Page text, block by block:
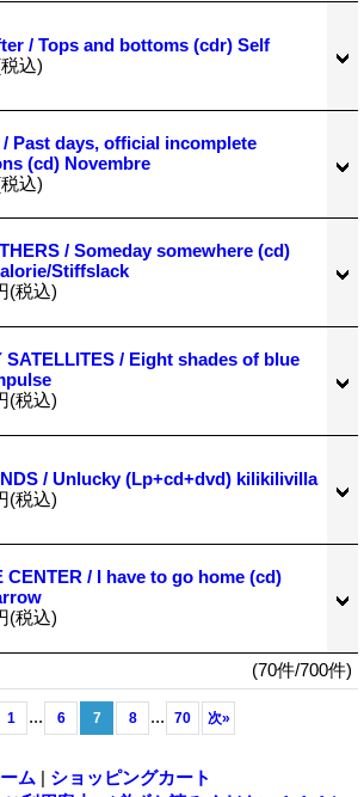
/ Tops and bottoms (cdr) Self
込)
/ Past days, official incomplete
(cd) Novembre
込)
/ Someday somewhere (cd)
Stiffslack
(税込)
SATELLITES / Eight shades of blue
(税込)
/ Unlucky (Lp+cd+dvd) kilikilivilla
(税込)
CENTER / I have to go home (cd)
(税込)
(70件/700件)
1 ... 6 7 8 ... 70 次»
ム | ショッピングカート